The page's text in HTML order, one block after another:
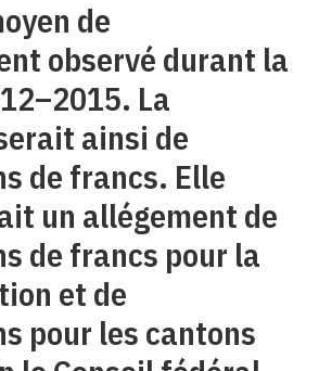
de
observé durant la
La
ainsi de
de francs. Elle
un allégement de
de francs pour la
et de
pour les cantons